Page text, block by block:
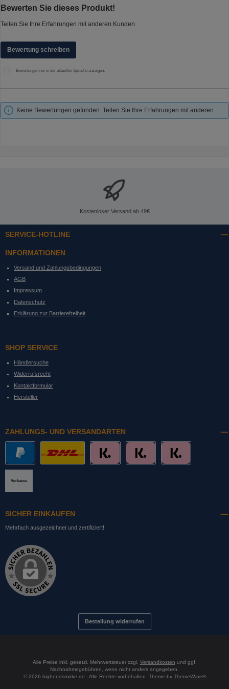
Durchschnittliche Bewertung von 0 von 5 Sternen
Bewerten Sie dieses Produkt!
Teilen Sie Ihre Erfahrungen mit anderen Kunden.
Bewertung schreiben
Bewertungen nur in der aktuellen Sprache anzeigen.
Keine Bewertungen gefunden. Teilen Sie Ihre Erfahrungen mit anderen.
Kostenloser Versand ab 49€
SERVICE-HOTLINE
INFORMATIONEN
Versand und Zahlungsbedingungen
AGB
Impressum
Datenschutz
Erklärung zur Barrierefreiheit
SHOP SERVICE
Händlersuche
Widerrufsrecht
Kontaktformular
Hersteller
ZAHLUNGS- UND VERSANDARTEN
Vorkasse
SICHER EINKAUFEN
Mehrfach ausgezeichnet und zertifiziert!
Bestellung widerrufen
Alle Preise inkl. gesetzl. Mehrwertsteuer zzgl. Versandkosten und ggf.
Nachnahmegebühren, wenn nicht anders angegeben.
© 2026 highendsmoke.de - Alle Rechte vorbehalten. Theme by ThemeWare®